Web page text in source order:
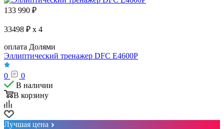
133 990 ₽
33498 ₽ x 4
оплата Долями
Эллиптический тренажер DFC E4600P
0
0
В наличии
В корзину
Лучшая цена